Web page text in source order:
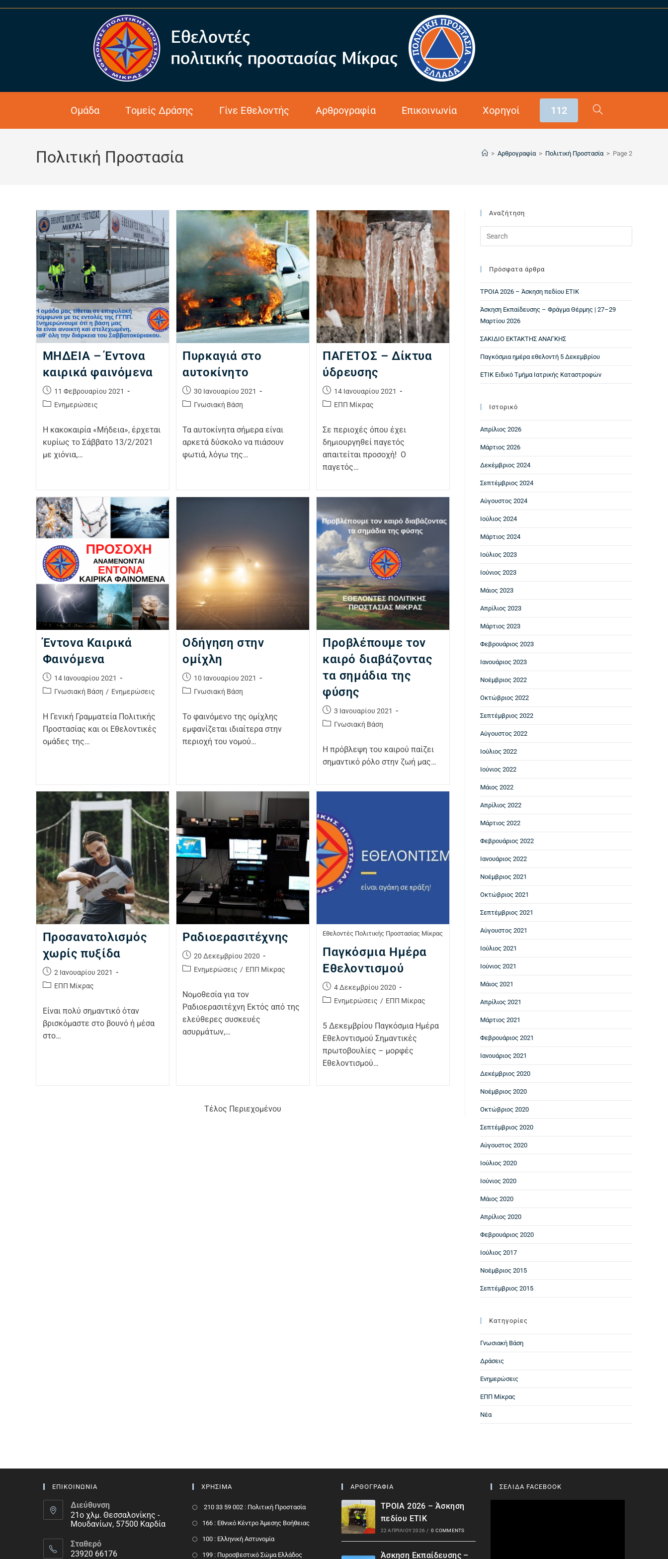
Ομάδα Τομείς Δράσης Γίνε Εθελοντής Αρθρογραφία Επικοινωνία Χορηγοί 112
Πολιτική Προστασία > Αρθρογραφία > Πολιτική Προστασία > Page 2
ΜΗΔΕΙΑ – Έντονα
καιρικά φαινόμενα
11 Φεβρουαρίου 2021
Ενημερώσεις
Η κακοκαιρία «Μήδεια», έρχεται
κυρίως το Σάββατο 13/2/2021
με χιόνια,…
Πυρκαγιά στο
αυτοκίνητο
30 Ιανουαρίου 2021
Γνωσιακή Βάση
Τα αυτοκίνητα σήμερα είναι
αρκετά δύσκολο να πιάσουν
φωτιά, λόγω της…
ΠΑΓΕΤΟΣ – Δίκτυα
ύδρευσης
14 Ιανουαρίου 2021
ΕΠΠ Μίκρας
Σε περιοχές όπου έχει
δημιουργηθεί παγετός
απαιτείται προσοχή! Ο
παγετός…
Έντονα Καιρικά
Φαινόμενα
14 Ιανουαρίου 2021
Γνωσιακή Βάση / Ενημερώσεις
Η Γενική Γραμματεία Πολιτικής
Προστασίας και οι Εθελοντικές
ομάδες της…
Οδήγηση στην
ομίχλη
10 Ιανουαρίου 2021
Γνωσιακή Βάση
Το φαινόμενο της ομίχλης
εμφανίζεται ιδιαίτερα στην
περιοχή του νομού…
Προβλέπουμε τον
καιρό διαβάζοντας
τα σημάδια της
φύσης
3 Ιανουαρίου 2021
Γνωσιακή Βάση
Η πρόβλεψη του καιρού παίζει
σημαντικό ρόλο στην ζωή μας…
Προσανατολισμός
χωρίς πυξίδα
2 Ιανουαρίου 2021
ΕΠΠ Μίκρας
Είναι πολύ σημαντικό όταν
βρισκόμαστε στο βουνό ή μέσα
στο…
Ραδιοερασιτέχνης
20 Δεκεμβρίου 2020
Ενημερώσεις / ΕΠΠ Μίκρας
Νομοθεσία για τον
Ραδιοερασιτέχνη Εκτός από της
ελεύθερες συσκευές
ασυρμάτων,…
Εθελοντές Πολιτικής Προστασίας Μίκρας
Παγκόσμια Ημέρα
Εθελοντισμού
4 Δεκεμβρίου 2020
Ενημερώσεις / ΕΠΠ Μίκρας
5 Δεκεμβρίου Παγκόσμια Ημέρα
Εθελοντισμού Σημαντικές
πρωτοβουλίες – μορφές
Εθελοντισμού…
Τέλος Περιεχομένου
Αναζήτηση
Πρόσφατα άρθρα
ΤΡΟΙΑ 2026 – Άσκηση πεδίου ΕΤΙΚ
Άσκηση Εκπαίδευσης – Φράγμα Θέρμης | 27–29
Μαρτίου 2026
ΣΑΚΙΔΙΟ ΕΚΤΑΚΤΗΣ ΑΝΑΓΚΗΣ
Παγκόσμια ημέρα εθελοντή 5 Δεκεμβρίου
ΕΤΙΚ Ειδικό Τμήμα Ιατρικής Καταστροφών
Ιστορικό
Απρίλιος 2026
Μάρτιος 2026
Δεκέμβριος 2024
Σεπτέμβριος 2024
Αύγουστος 2024
Ιούλιος 2024
Μάρτιος 2024
Ιούλιος 2023
Ιούνιος 2023
Μάιος 2023
Απρίλιος 2023
Μάρτιος 2023
Φεβρουάριος 2023
Ιανουάριος 2023
Νοέμβριος 2022
Οκτώβριος 2022
Σεπτέμβριος 2022
Αύγουστος 2022
Ιούλιος 2022
Ιούνιος 2022
Μάιος 2022
Απρίλιος 2022
Μάρτιος 2022
Φεβρουάριος 2022
Ιανουάριος 2022
Νοέμβριος 2021
Οκτώβριος 2021
Σεπτέμβριος 2021
Αύγουστος 2021
Ιούλιος 2021
Ιούνιος 2021
Μάιος 2021
Απρίλιος 2021
Μάρτιος 2021
Φεβρουάριος 2021
Ιανουάριος 2021
Δεκέμβριος 2020
Νοέμβριος 2020
Οκτώβριος 2020
Σεπτέμβριος 2020
Αύγουστος 2020
Ιούλιος 2020
Ιούνιος 2020
Μάιος 2020
Απρίλιος 2020
Φεβρουάριος 2020
Ιούλιος 2017
Νοέμβριος 2015
Σεπτέμβριος 2015
Kατηγορίες
Γνωσιακή Βάση
Δράσεις
Ενημερώσεις
ΕΠΠ Μίκρας
Νέα
ΕΠΙΚΟΙΝΩΝΙΑ
Διεύθυνση
21ο χλμ. Θεσσαλονίκης -
Μουδανίων, 57500 Καρδία
Σταθερό
23920 66176
ΧΡΗΣΙΜΑ
210 33 59 002 : Πολιτική Προστασία
166 : Εθνικό Κέντρο Άμεσης Βοήθειας
100 : Ελληνική Αστυνομία
199 : Πυροσβεστικό Σώμα Ελλάδος
ΑΡΘΟΓΡΑΦΙΑ
ΤΡΟΙΑ 2026 – Άσκηση
πεδίου ΕΤΙΚ
22 ΑΠΡΙΛΊΟΥ 2026 / 0 COMMENTS
Άσκηση Εκπαίδευσης –
ΣΕΛΙΔΑ FACEBOOK